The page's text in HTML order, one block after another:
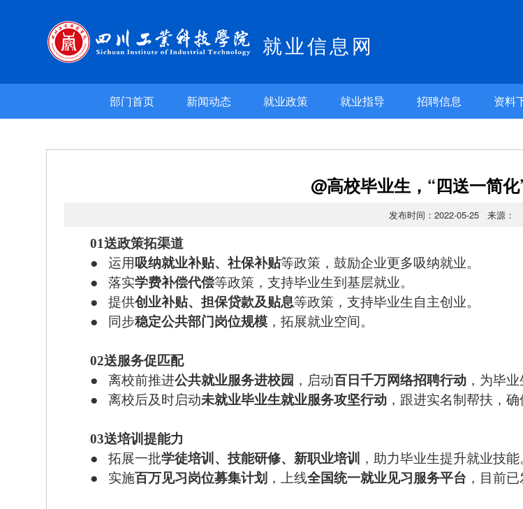
就业信息网
部门首页 新闻动态 就业政策 就业指导 招聘信息 资料
@高校毕业生，“四送一简
发布时间：2022-05-25 来源：
01送政策拓渠道
●运用 吸纳就业补贴、社保补贴等政策，鼓励企业更多吸纳就业。
●落实学费补偿代偿等政策，支持毕业生到基层就业。
●提供创业补贴、担保贷款及贴息等政策，支持毕业生自主创业。
●
同步稳定公共部门岗位规模 ，拓展就业空间。
02送服务促匹配
●离校前推进公共就业服务进校园 ，启动百日千万网络招聘行动 ，为毕
●离校后及时启动未就业毕业生就业服务攻坚行动 ，跟进实名制帮扶，确
03送培训提能力
●拓展一批学徒培训、技能研修、新职业培训
，助力毕业生提升就业技能
● 实施百万见习岗位募集计划 ，上线全国统一就业见习服务平台 ，目前